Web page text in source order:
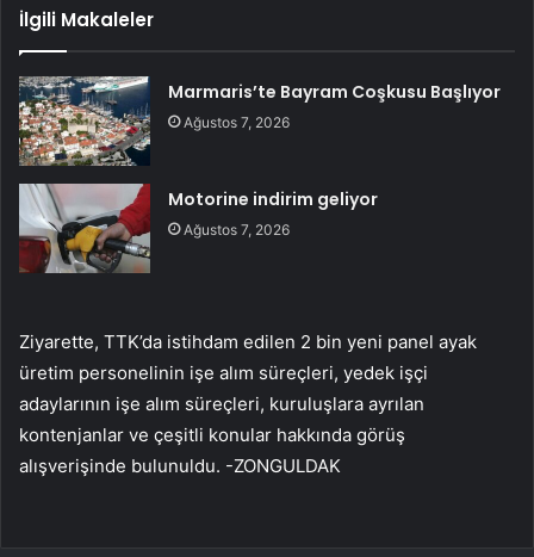
İlgili Makaleler
Marmaris’te Bayram Coşkusu Başlıyor
Ağustos 7, 2026
Motorine indirim geliyor
Ağustos 7, 2026
Ziyarette, TTK’da istihdam edilen 2 bin yeni panel ayak
üretim personelinin işe alım süreçleri, yedek işçi
adaylarının işe alım süreçleri, kuruluşlara ayrılan
kontenjanlar ve çeşitli konular hakkında görüş
alışverişinde bulunuldu. -ZONGULDAK